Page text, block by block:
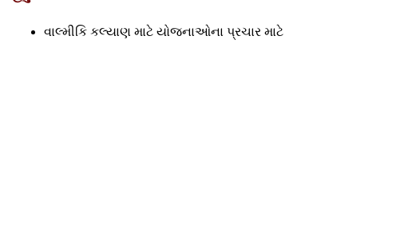
વાલ્મીકિ કલ્યાણ માટે યોજનાઓના પ્રચાર માટે